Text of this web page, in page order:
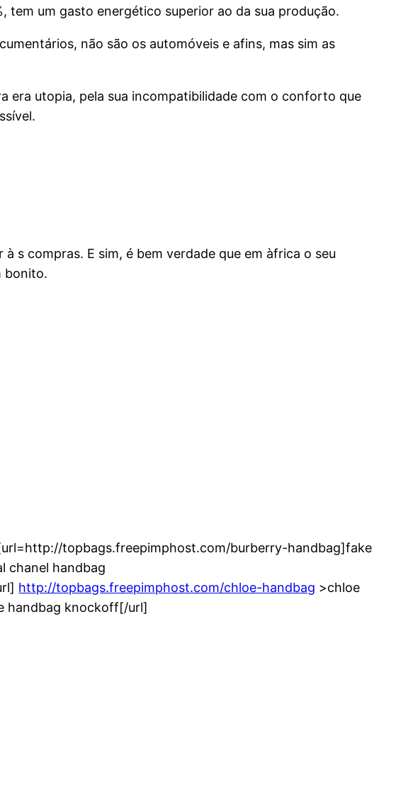
tem um gasto energético superior ao da sua produção.
não são os automóveis e afins, mas sim as
era utopia, pela sua incompatibilidade com o conforto que
s compras. E sim, é bem verdade que em àfrica o seu
bonito.
topbags.freepimphost.com/burberry-handbag]fake
chanel handbag
http://topbags.freepimphost.com/chloe-handbag >chloe
handbag knockoff[/url]